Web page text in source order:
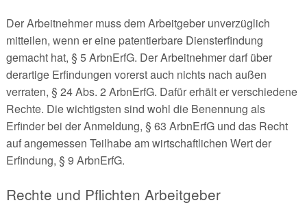
Der Arbeitnehmer muss dem Arbeitgeber unverzüglich
mitteilen, wenn er eine patentierbare Diensterfindung
gemacht hat, § 5 ArbnErfG. Der Arbeitnehmer darf über
derartige Erfindungen vorerst auch nichts nach außen
verraten, § 24 Abs. 2 ArbnErfG. Dafür erhält er verschiedene
Rechte. Die wichtigsten sind wohl die Benennung als
Erfinder bei der Anmeldung, § 63 ArbnErfG und das Recht
auf angemessen Teilhabe am wirtschaftlichen Wert der
Erfindung, § 9 ArbnErfG.
Rechte und Pflichten Arbeitgeber